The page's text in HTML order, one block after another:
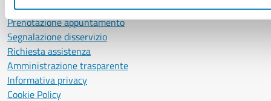
Leggi le FAQ
Prenotazione appuntamento
Segnalazione disservizio
Richiesta assistenza
Amministrazione trasparente
Informativa privacy
Cookie Policy